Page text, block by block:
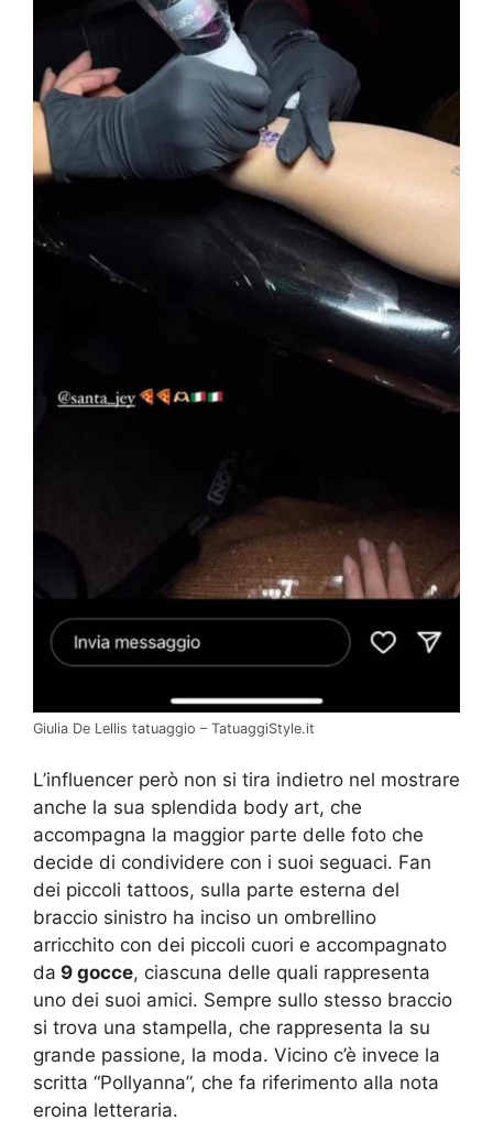
Giulia De Lellis tatuaggio – TatuaggiStyle.it
L’influencer però non si tira indietro nel mostrare
anche la sua splendida body art, che
accompagna la maggior parte delle foto che
decide di condividere con i suoi seguaci. Fan
dei piccoli tattoos, sulla parte esterna del
braccio sinistro ha inciso un ombrellino
arricchito con dei piccoli cuori e accompagnato
da 9 gocce, ciascuna delle quali rappresenta
uno dei suoi amici. Sempre sullo stesso braccio
si trova una stampella, che rappresenta la su
grande passione, la moda. Vicino c’è invece la
scritta “Pollyanna”, che fa riferimento alla nota
eroina letteraria.